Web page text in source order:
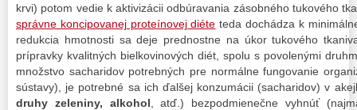
krvi) potom vedie k aktivizácii odbúravania zásobného tukového
správne koncipovanej proteínovej diéte teda dochádza k
redukcia hmotnosti sa deje prednostne na úkor tukového
prípravky kvalitných bielkovinových diét, spolu s povolenými
množstvo sacharidov potrebných pre normálne fungovanie
sústavy), je potrebné sa ich ďalšej konzumácii (sacharidov) v
druhy zeleniny, alkohol , atď.) bezpodmienečne vyhnúť